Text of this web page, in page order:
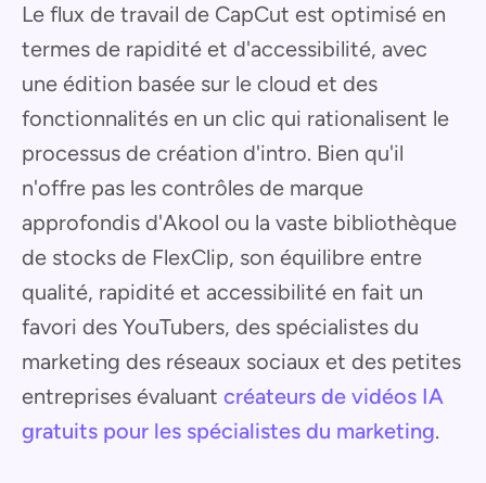
Le flux de travail de CapCut est optimisé en
termes de rapidité et d'accessibilité, avec
une édition basée sur le cloud et des
fonctionnalités en un clic qui rationalisent le
processus de création d'intro. Bien qu'il
n'offre pas les contrôles de marque
approfondis d'Akool ou la vaste bibliothèque
de stocks de FlexClip, son équilibre entre
qualité, rapidité et accessibilité en fait un
favori des YouTubers, des spécialistes du
marketing des réseaux sociaux et des petites
entreprises évaluant créateurs de vidéos IA
gratuits pour les spécialistes du marketing.